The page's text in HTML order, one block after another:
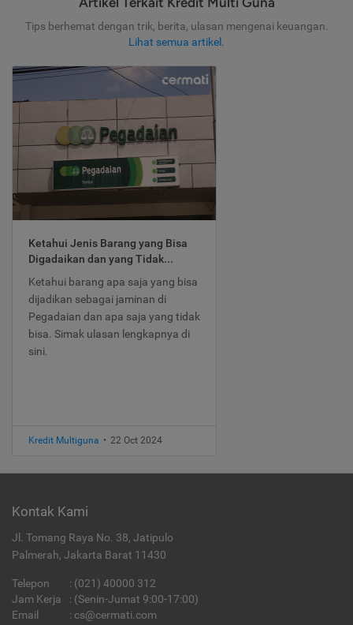
Tips berhemat dengan trik, berita, ulasan mengenai keuangan.
Lihat semua artikel .
Ketahui Jenis Barang yang Bisa
Digadaikan dan yang Tidak...
Ketahui barang apa saja yang bisa
dijadikan sebagai jaminan di
Pegadaian dan apa saja yang tidak
bisa. Simak ulasan lengkapnya di
sini.
Kredit Multiguna • 22 Oct 2024
Kontak Kami
Jl. Tomang Raya No. 38, Jatipulo
Palmerah, Jakarta Barat 11430
Telepon : (021) 40000 312
Jam Kerja
: (Senin-Jumat 9:00-17:00)
Email
: cs@cermati.com